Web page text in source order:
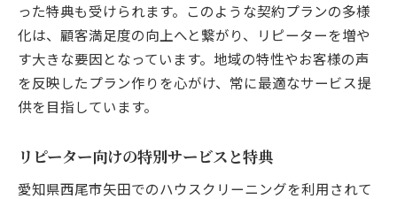
った特典も受けられます。このような契約プランの多様
化は、顧客満足度の向上へと繋がり、リピーターを増や
す大きな要因となっています。地域の特性やお客様の声
を反映したプラン作りを心がけ、常に最適なサービス提
供を目指しています。
リピーター向けの特別サービスと特典
愛知県西尾市矢田でのハウスクリーニングを利用されて